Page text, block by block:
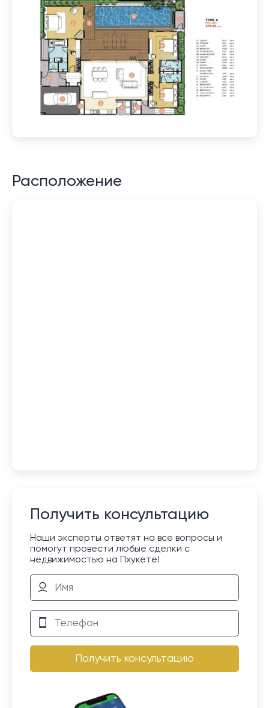
Расположение
Получить консультацию
Наши эксперты ответят на все вопросы и
помогут провести любые сделки с
недвижимостью на Пхукете!
Получить консультацию